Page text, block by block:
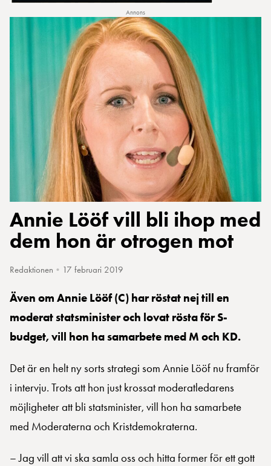
Annons
Annie Lööf vill bli ihop med
dem hon är otrogen mot
Redaktionen • 17 februari 2019
Även om Annie Lööf (C) har röstat nej till en
moderat statsminister och lovat rösta för S-
budget, vill hon ha samarbete med M och KD.
Det är en helt ny sorts strategi som Annie Lööf nu framför
i intervju. Trots att hon just krossat moderatledarens
möjligheter att bli statsminister, vill hon ha samarbete
med Moderaterna och Kristdemokraterna.
– Jag vill att vi ska samla oss och hitta former för ett gott